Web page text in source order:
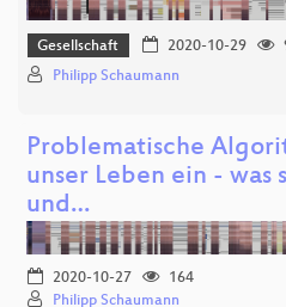
Gesellschaft 2020-10-29
Philipp Schaumann
Problematische
unser Leben ein - was
und…
2020-10-27
164
Philipp Schaumann